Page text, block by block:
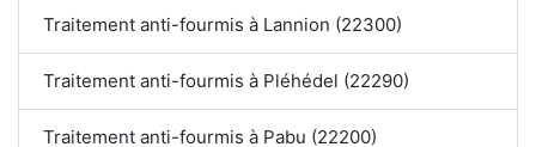
Traitement anti-fourmis à Lannion (22300)
Traitement anti-fourmis à Pléhédel (22290)
Traitement anti-fourmis à Pabu (22200)